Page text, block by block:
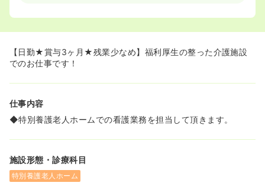
≪利用者様一人ひとりと、じっくり向き合えます！≫
護を実践できます！
◆介護業務とは分業されており、看護師様は健康相談や服
だけます。
≪安定法人ならではの安心の就業環境です！≫
◆愛媛県内で複数の福祉施設を展開する社会福祉法人が母
とが可能です！
生も充実しており、将来を見据えてキャリアを築いていき
たい方に最適な職場です。
【日勤★賞与3ヶ月★残業少なめ】福利厚生の整った介護施設
でのお仕事です！
仕事内容
◆特別養護老人ホームでの看護業務を担当して頂きます。
施設形態・診療科目
特別養護老人ホーム